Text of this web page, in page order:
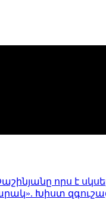
որս է
Խիստ